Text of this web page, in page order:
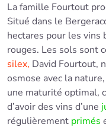
La famille Fourtout
Situé dans le
hectares pour les vins
rouges. Les sols sont
silex, David Fourtout,
osmose avec la
une maturité optimal,
d’avoir des vins d’une
régulièrement primés